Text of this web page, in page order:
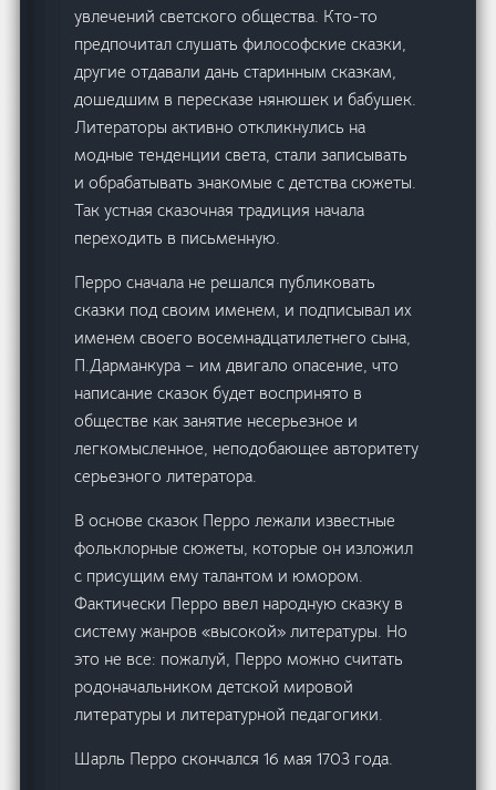
увлечений светского общества. Кто-то
предпочитал слушать философские сказки,
другие отдавали дань старинным сказкам,
дошедшим в пересказе нянюшек и бабушек.
Литераторы активно откликнулись на
модные тенденции света, стали записывать
и обрабатывать знакомые с детства сюжеты.
Так устная сказочная традиция начала
переходить в письменную.
Перро сначала не решался публиковать
сказки под своим именем, и подписывал их
именем своего восемнадцатилетнего сына,
П.Дарманкура – им двигало опасение, что
написание сказок будет воспринято в
обществе как занятие несерьезное и
легкомысленное, неподобающее авторитету
серьезного литератора.
В основе сказок Перро лежали известные
фольклорные сюжеты, которые он изложил
с присущим ему талантом и юмором.
Фактически Перро ввел народную сказку в
систему жанров «высокой» литературы. Но
это не все: пожалуй, Перро можно считать
родоначальником детской мировой
литературы и литературной педагогики.
Шарль Перро скончался 16 мая 1703 года.